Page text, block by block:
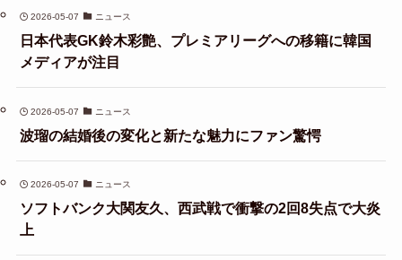
2026-05-07 ニュース
日本代表GK鈴木彩艶、プレミアリーグへの移籍に韓国
メディアが注目
2026-05-07 ニュース
波瑠の結婚後の変化と新たな魅力にファン驚愕
2026-05-07 ニュース
ソフトバンク大関友久、西武戦で衝撃の2回8失点で大炎
上